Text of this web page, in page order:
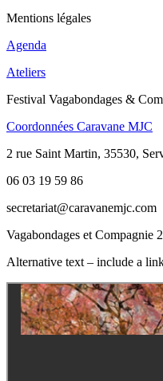
Mentions légales
Agenda
Ateliers
Festival Vagabondages &
Coordonnées Caravane MJC
2 rue Saint Martin, 35530,
06 03 19 59 86
secretariat@caravanemjc.com
Vagabondages et Compagnie
Alternative text – include a